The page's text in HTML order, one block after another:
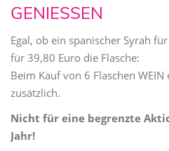
GENIESSEN
Egal, ob ein spanischer Syrah
für 39,80 Euro die Flasche:
Beim Kauf von 6 Flaschen
zusätzlich.
Nicht für eine begrenzte
Jahr!